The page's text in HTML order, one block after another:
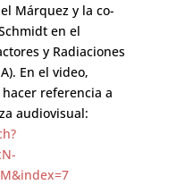
Márquez y la co-
en el
y Radiaciones
En el video,
referencia a
audiovisual: